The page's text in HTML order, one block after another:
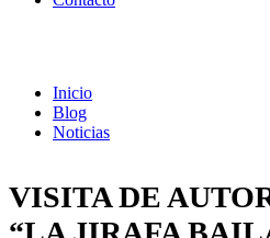
Inicio
Blog
Noticias
VISITA DE